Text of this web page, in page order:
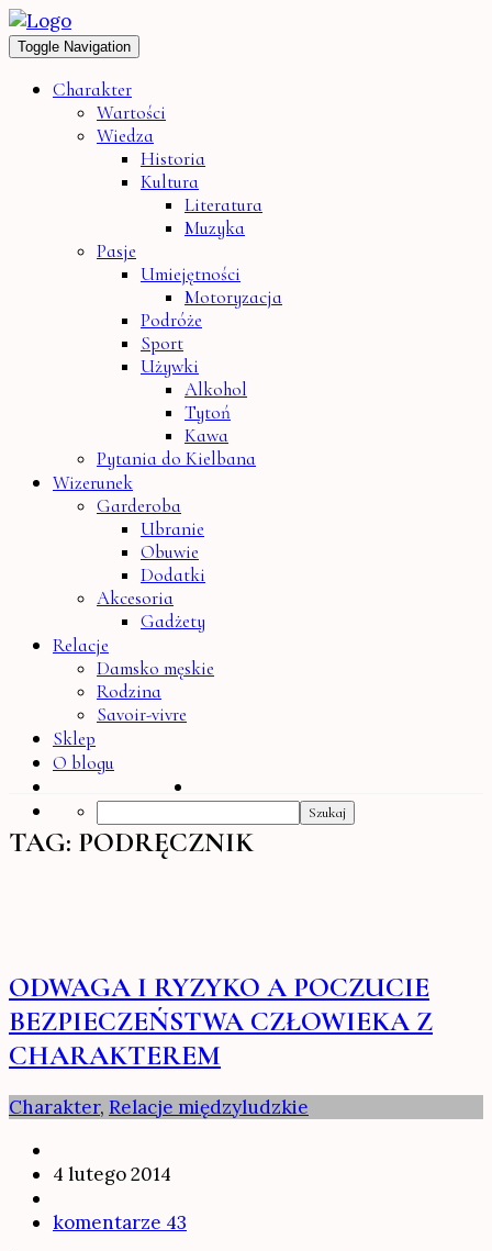
Toggle Navigation
Charakter
Wartości
Wiedza
Historia
Kultura
Literatura
Muzyka
Pasje
Umiejętności
Motoryzacja
Podróże
Sport
Używki
Alkohol
Tytoń
Kawa
Pytania do Kielbana
Wizerunek
Garderoba
Ubranie
Obuwie
Dodatki
Akcesoria
Gadżety
Relacje
Damsko męskie
Rodzina
Savoir-vivre
Sklep
O blogu
TAG: PODRĘCZNIK
ODWAGA I RYZYKO A POCZUCIE
BEZPIECZEŃSTWA CZŁOWIEKA Z
CHARAKTEREM
Charakter, Relacje międzyludzkie
4 lutego 2014
komentarze 43